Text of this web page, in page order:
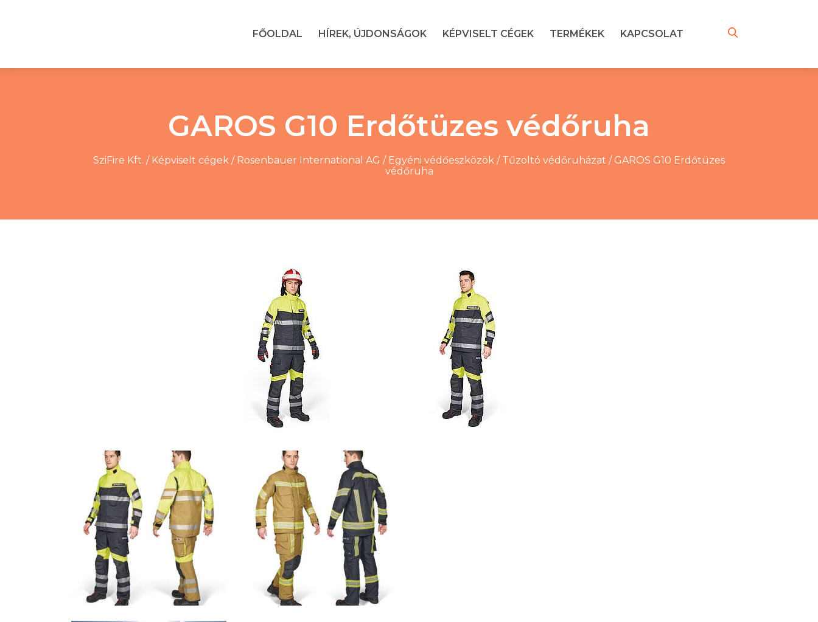
FŐOLDAL HÍREK, ÚJDONSÁGOK KÉPVISELT CÉGEK TERMÉKEK KAPCSOLAT
GAROS G10 Erdőtüzes védőruha
SziFire Kft. / Képviselt cégek / Rosenbauer International AG / Egyéni védőeszközök / Tűzoltó védőruházat / GAROS G10 Erdőtüzes
védőruha